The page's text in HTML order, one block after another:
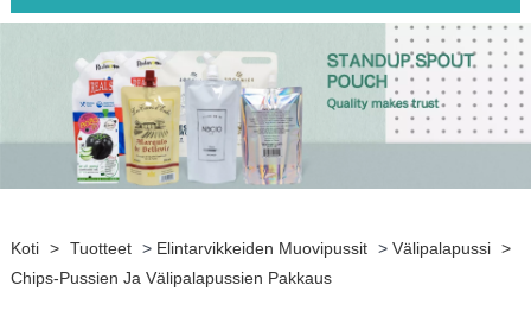
Koti > Tuotteet > Elintarvikkeiden Muovipussit > Välipalapussi >
Chips-Pussien Ja Välipalapussien Pakkaus